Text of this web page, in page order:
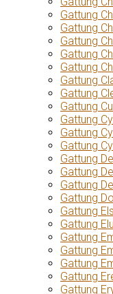
Gattung
Gattung
Gattung
Gattung
Gattung
Gattung
Gattung
Gattung
Gattung
Gattung
Gattung
Gattung
Gattung
Gattung
Gattung
Gattung
Gattung
Gattung
Gattung
Gattung
Gattung
Gattung